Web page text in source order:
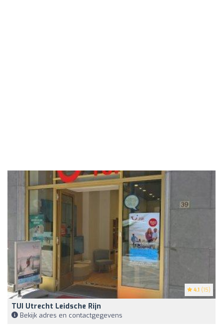
4.1 (15)
TUI Utrecht Leidsche Rijn
Bekijk adres en contactgegevens